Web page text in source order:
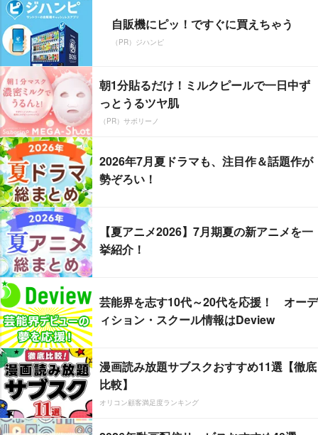
自販機にピッ！ですぐに買えちゃう
（PR）ジハンピ
朝1分貼るだけ！ミルクピールで一日中ず
っとうるツヤ肌
（PR）サボリーノ
2026年7月夏ドラマも、注目作＆話題作が
勢ぞろい！
【夏アニメ2026】7月期夏の新アニメを一
挙紹介！
芸能界を志す10代～20代を応援！ オーデ
ィション・スクール情報はDeview
漫画読み放題サブスクおすすめ11選【徹底
比較】
オリコン顧客満足度ランキング